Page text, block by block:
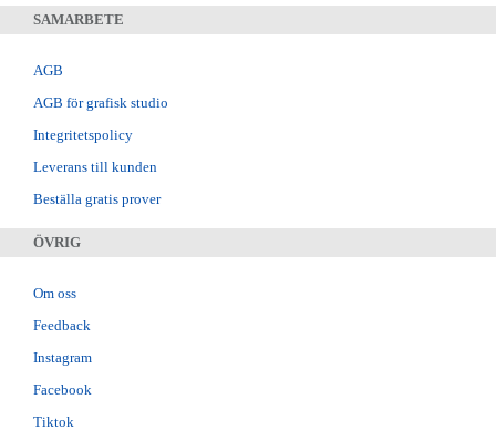
SAMARBETE
AGB
AGB för grafisk studio
Integritetspolicy
Leverans till kunden
Beställa gratis prover
ÖVRIG
Om oss
Feedback
Instagram
Facebook
Tiktok